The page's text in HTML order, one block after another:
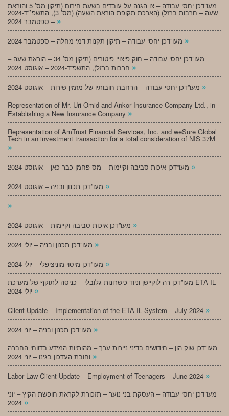
מעו”דכן יחסי עבודה – צו הגנה על עובדים בשעת חירום (תיקון מס’ 5 והוראת
שעה – חרבות ברזל) (הארכת תקופת הוראת השעה) (מס’ 3), התשפ״ד-2024
– ספטמבר 2024 »
»
מעו”דכן יחסי עבודה – חוק פיצויי פיטורים (תיקון מס’ 34 – הוראת שעה –
»
»
Representation of Mr. Uri Omid and Ankor Insurance Company Ltd., in
Establishing a New Insurance Company »
Representation of AmTrust Financial Services, Inc. and weSure Global
Tech in an investment transaction for a total consideration of NIS 37M
»
»
»
»
»
»
»
מעו”דכן רה-לוקיישן וניוד כישרונות גלובלי – כניסה לתוקף של מערכת ETA-IL –
»
Client Update – Implementation of the ETA-IL System – July 2024 »
»
מעו”דכן שוק הון – חידושים בדיני ניירות ערך – מהותיות המידע בדווחי החברה
»
Labor Law Client Update – Employment of Teenagers – June 2024 »
מעו”דכן יחסי עבודה – העסקת בני נוער – תזכורת לקראת חופשת הקיץ – יוני
»